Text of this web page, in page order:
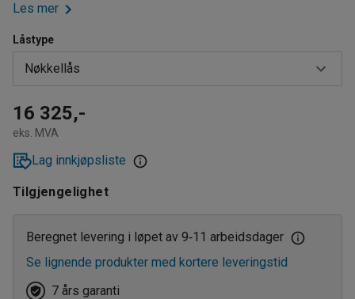
Les mer
Låstype
Nøkkellås
Elektronisk kodelås
Nøkkellås
16 325,-
eks. MVA
Lag innkjøpsliste
Tilgjengelighet
Beregnet levering i løpet av 9‑11 arbeidsdager
Se lignende produkter med kortere leveringstid
7 års garanti